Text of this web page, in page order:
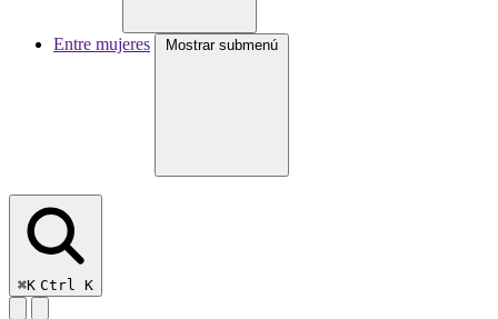
Entre mujeres Mostrar submenú
⌘K Ctrl K